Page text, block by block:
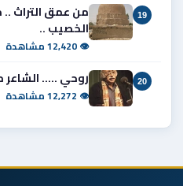
19
من عمق التراث ..
الخصيب ..
👁 12,420 مشاهدة
20 روحي ..... الشاعر
👁 12,272 مشاهدة